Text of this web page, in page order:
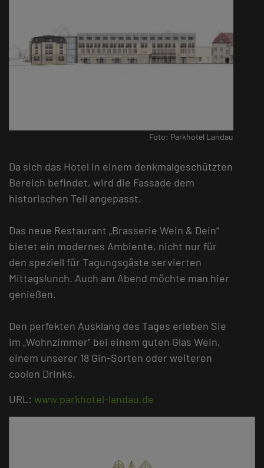
Foto: Parkhotel Landau
Da sich das Hotel in einem denkmalgeschützten
Bereich befindet, wird die Fassade dem
historischen Teil angepasst.
Das neue Restaurant „Brasserie Wein & Dein“
bietet ein modernes Ambiente, nicht nur für
den speziell für Tagungsgäste servierten
Mittagslunch. Auch am Abend möchte man hier
genießen.
Den perfekten Ausklang des Tages erleben Sie
im „Wohnzimmer“ bei einem guten Glas Wein,
einem unserer 18 Gin-Sorten oder weiteren
coolen Drinks.
URL: www.parkhotel-landau.de